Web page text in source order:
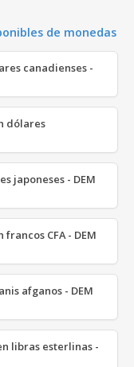
de monedas
canadienses -
dólares
japoneses - DEM
CFA - DEM
afganos - DEM
libras esterlinas -